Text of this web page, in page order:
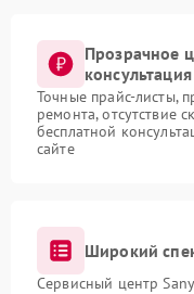
Прозрачное
консультация
Точные прайс-листы,
ремонта, отсутствие
бесплатной
сайте
Широкий
Сервисный центр